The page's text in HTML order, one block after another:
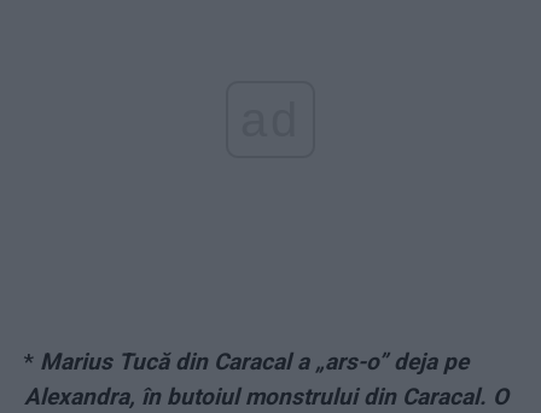
* Marius Tucă din Caracal a „ars-o” deja pe
Alexandra, în butoiul monstrului din Caracal. O